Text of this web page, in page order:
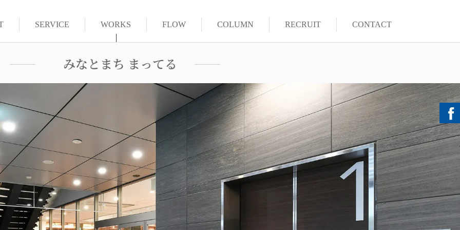
SERVICE WORKS FLOW COLUMN RECRUIT CONTACT
みなとまち まってる